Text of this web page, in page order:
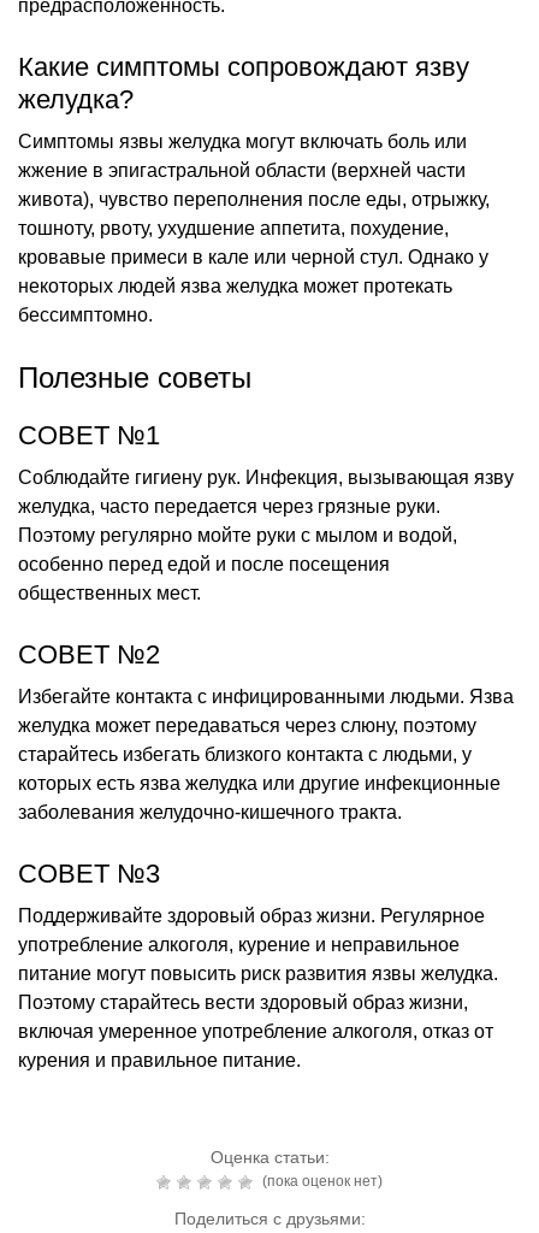
предрасположенность.
Какие симптомы сопровождают язву
желудка?
Симптомы язвы желудка могут включать боль или
жжение в эпигастральной области (верхней части
живота), чувство переполнения после еды, отрыжку,
тошноту, рвоту, ухудшение аппетита, похудение,
кровавые примеси в кале или черной стул. Однако у
некоторых людей язва желудка может протекать
бессимптомно.
Полезные советы
СОВЕТ №1
Соблюдайте гигиену рук. Инфекция, вызывающая язву
желудка, часто передается через грязные руки.
Поэтому регулярно мойте руки с мылом и водой,
особенно перед едой и после посещения
общественных мест.
СОВЕТ №2
Избегайте контакта с инфицированными людьми. Язва
желудка может передаваться через слюну, поэтому
старайтесь избегать близкого контакта с людьми, у
которых есть язва желудка или другие инфекционные
заболевания желудочно-кишечного тракта.
СОВЕТ №3
Поддерживайте здоровый образ жизни. Регулярное
употребление алкоголя, курение и неправильное
питание могут повысить риск развития язвы желудка.
Поэтому старайтесь вести здоровый образ жизни,
включая умеренное употребление алкоголя, отказ от
курения и правильное питание.
Оценка статьи:
(пока оценок нет)
Поделиться с друзьями: